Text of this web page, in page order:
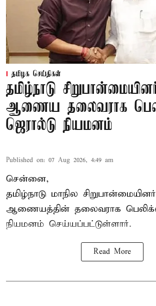
தமிழக செய்திகள்
தமிழ்நாடு
ஆணைய தலைவராக
ஜெரால்டு நியமனம்
Published on: 07 Aug 2026, 4:49 am
சென்னை,
தமிழ்நாடு மாநில சிறுபான்மையினர்
ஆணையத்தின் தலைவராக
நியமனம் செய்யப்பட்டுள்ளார்.
Read More